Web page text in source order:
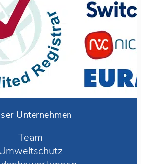
Unternehmen
Team
Umweltschutz